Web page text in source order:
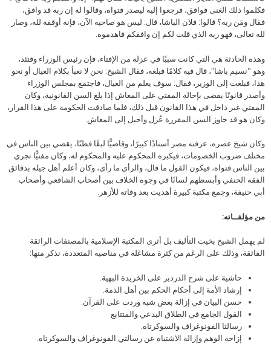
فكلموا ذلك الغنى فوافق، فرجعوا إليه ليصدر فتواه، وقالوا له إن ربه قد وافق،
فقال ومَن ربه؟ قالوا: فلان الباشا، قال: ليس هو صاحبه الآن، فإنه أوقفه لله، وصار
لله تعالى، فهو ربه الذي قلت لكم إن وافقكم فاهدموه.
وهذه الحادثة هي التي كانت سببًا في عزله من الإفتاء، فإن رئيس الوزراء وقتئذ،
وهو “نسيم باشا”، قال فيه كلامًا فبلغه، فقال الشيخ: نحن لا نعبأ بكلام العيال أو نحو
هذا، فبلغت إلى الوزير، فقال: سوف يعلم من العيال، فاجتمع بمجلس الوزراء
وأصدر قانونًا يقضى بإحالة المفتي على المعاش إذا بلغ السن القانونية، وكان
المفتي غير داخل في هذا القانون قبل ذلك، فلما صادقت الحكومة على هذا القرار،
وكان هو قد جاوز السن المقررة عُزل وأحيل إلى المعاش.
وكان شيخ عصره، عرفته مصر أستاذًا كبيرًا، وقاضيًّا لبقًا فطنًا، يقضي بين الناس في
مختلف ضروب الخصومات، فيكبره المحكوم عليه والمحكوم له، وكان مفتيًّا تجري
بين الناس فتواه، فيكون القول ما قال، والرأي ما رأى، وكان أعلم أهل جيله بدقائق
الفقه الحنفي وأبسطهم لسانًا في وجوه الخلاف بين أصحاب الشافعي وأصحاب
أبي حنيفة، وجمع مكتبة كبيرة أهديت بعد وفاته للأزهر.
من مؤلفــاته:
لم يهمل الشيخ بخيت التأليف بل أثرى المكتبة الإسلامية بالمصنفات الرائقة
الفائقة، وذلك على الرغم من كثرة مشاغله في مناصبه المتعددة، نذكر منها:
حاشية على شرح الدردير على الخريدة البهية.
إرشاد الأمة إلى أحكام الحكم بين أهل الذمة.
حسن البيان في إزالة بعض شبه وردت على القرآن.
القول الجامع في الطلاق البدعي والمتتابع
رسالتا الفونوغراف والسوكرتاه.
إزاحة الوهم وإزالة الاشتباه عن رسالتي الفونوغراف والسوكرتاه.